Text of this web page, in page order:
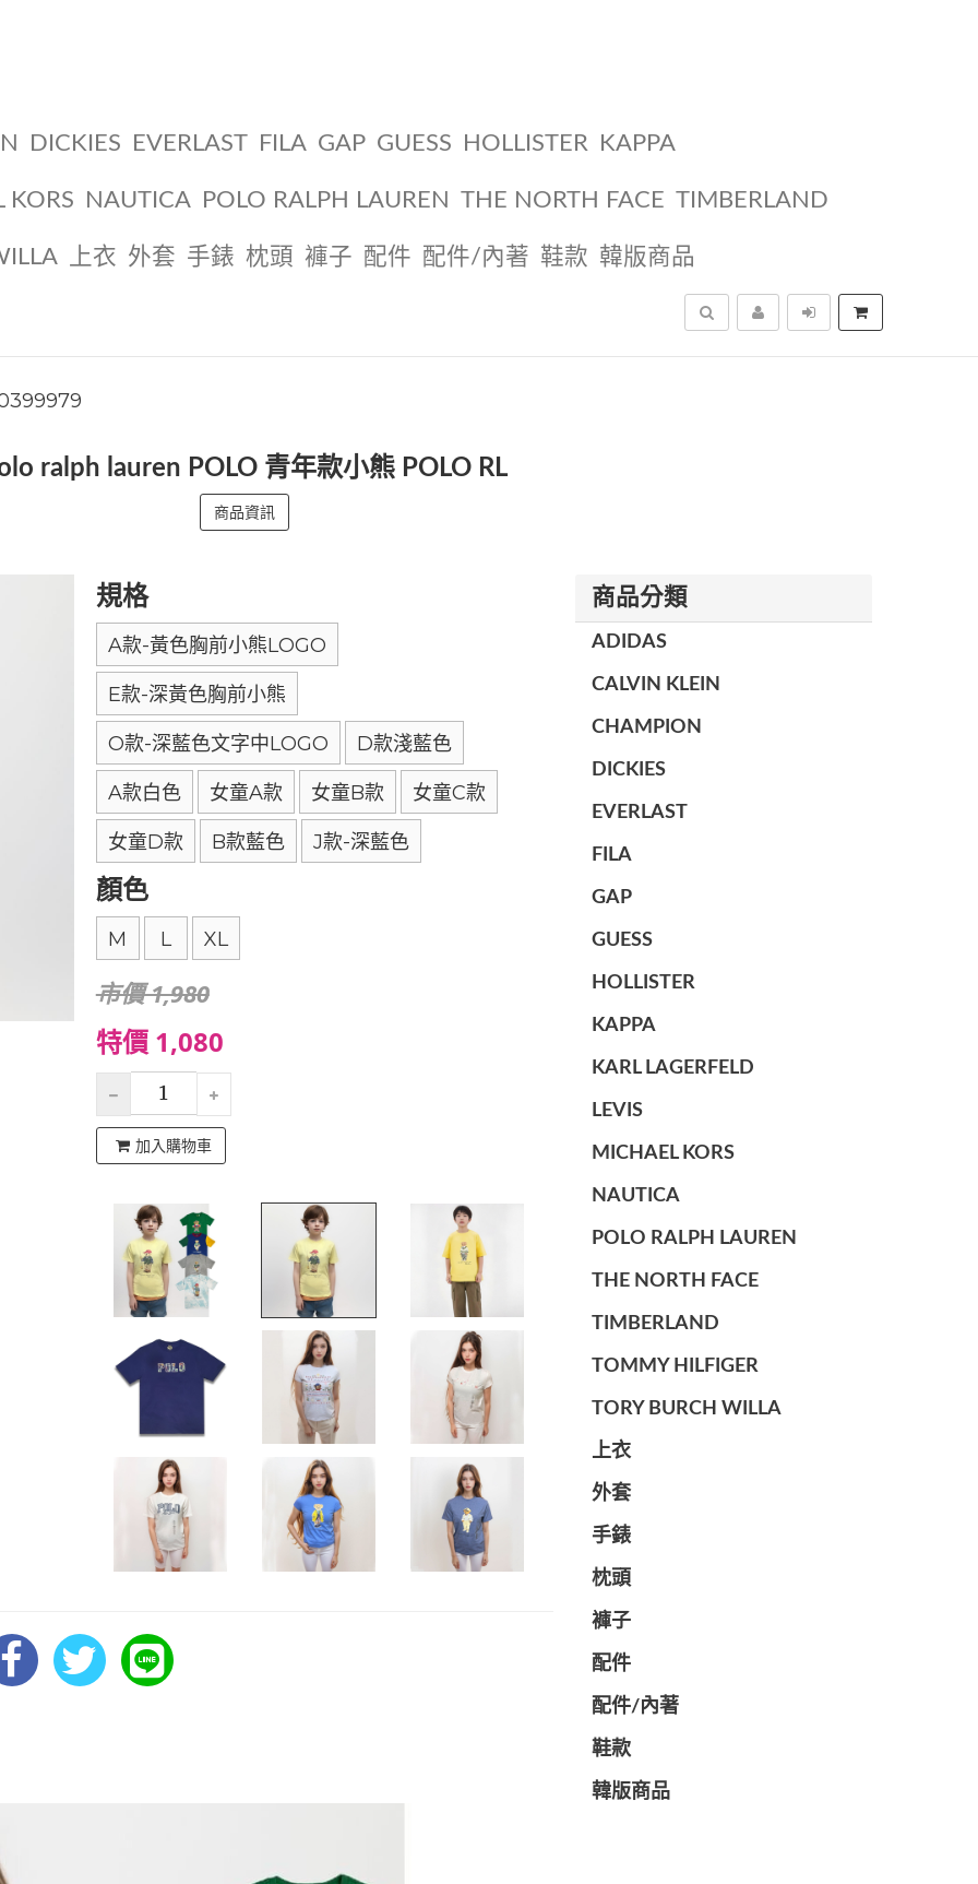
DICKIES EVERLAST FILA GAP GUESS HOLLISTER KAPPA
KORS NAUTICA POLO RALPH LAUREN THE NORTH FACE TIMBERLAND
上衣 外套 手錶 枕頭 褲子 配件 配件/內著 鞋款 韓版商品
搜尋
ralph lauren POLO 青年款小熊 POLO RL
商品資訊
規格
A款-黃色胸前小熊LOGO
E款-深黃色胸前小熊
O款-深藍色文字中LOGO D款淺藍色
A款白色 女童A款 女童B款 女童C款
女童D款 B款藍色 J款-深藍色
顏色
M L XL
市價 1,980
特價 1,080
加入購物車
商品分類
ADIDAS
CALVIN KLEIN
CHAMPION
DICKIES
EVERLAST
FILA
GAP
GUESS
HOLLISTER
KAPPA
KARL LAGERFELD
LEVIS
MICHAEL KORS
NAUTICA
POLO RALPH LAUREN
THE NORTH FACE
TIMBERLAND
TOMMY HILFIGER
TORY BURCH WILLA
上衣
外套
手錶
枕頭
褲子
配件
配件/內著
鞋款
韓版商品